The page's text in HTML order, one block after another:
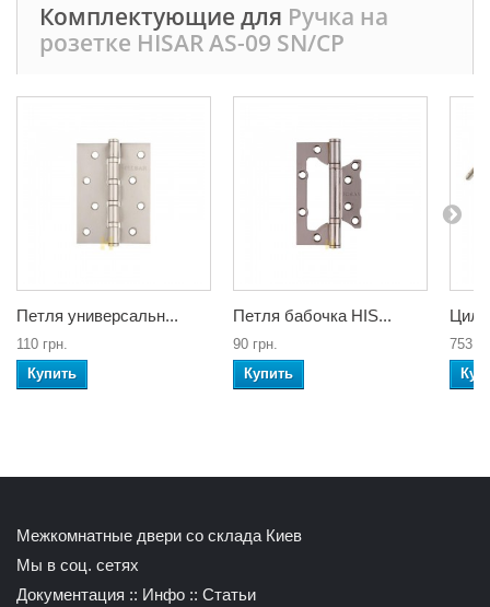
Комплектующие для Ручка на
розетке HISAR AS-09 SN/CP
Петля универсальн...
110 грн.
Купить
Петля бабочка HIS...
90 грн.
Купить
753
Межкомнатные двери со склада Киев
Мы в соц. сетях
Документация :: Инфо :: Статьи